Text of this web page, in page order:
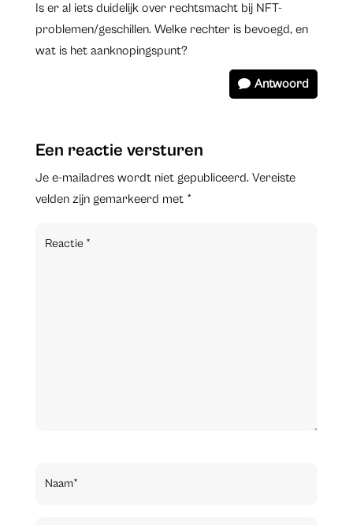
Is er al iets duidelijk over rechtsmacht bij NFT-
problemen/geschillen. Welke rechter is bevoegd, en
wat is het aanknopingspunt?
Antwoord
Een reactie versturen
Je e-mailadres wordt niet gepubliceerd. Vereiste
velden zijn gemarkeerd met *